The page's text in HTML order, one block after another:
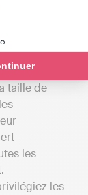
à
en
entre 240
taille de
les
les